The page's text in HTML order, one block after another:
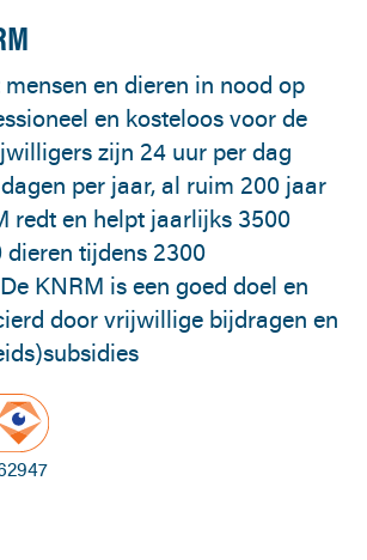
en dieren in nood op
en kosteloos voor de
zijn 24 uur per dag
per jaar, al ruim 200 jaar
redt en helpt jaarlijks 3500
dieren tijdens 2300
KNRM is een goed doel en
door vrijwillige bijdragen en